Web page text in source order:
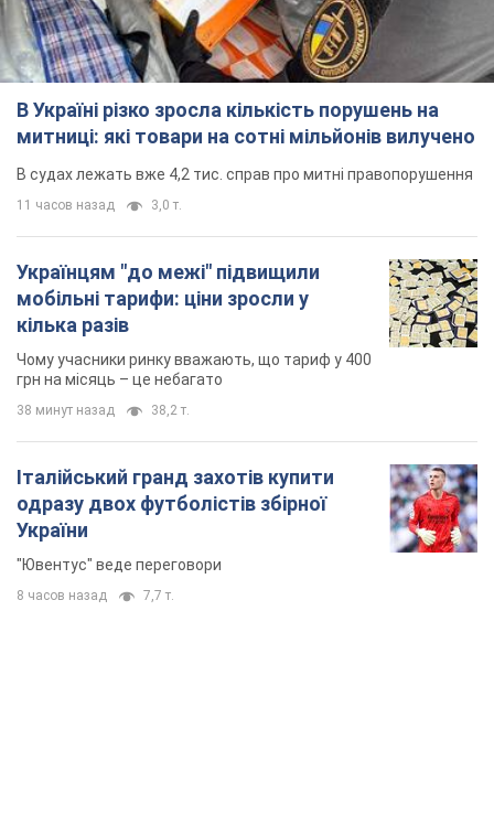
В Україні різко зросла кількість порушень на
митниці: які товари на сотні мільйонів вилучено
В судах лежать вже 4,2 тис. справ про митні правопорушення
11 часов назад 3,0 т.
Українцям "до межі" підвищили
мобільні тарифи: ціни зросли у
кілька разів
Чому учасники ринку вважають, що тариф у 400
грн на місяць – це небагато
38 минут назад 38,2 т.
Італійський гранд захотів купити
одразу двох футболістів збірної
України
"Ювентус" веде переговори
8 часов назад 7,7 т.